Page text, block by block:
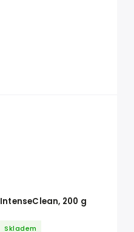
IntenseClean, 200 g
Skladem